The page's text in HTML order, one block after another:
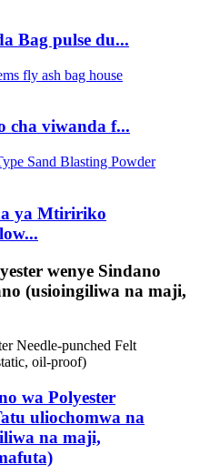
Bag pulse du...
cha viwanda f...
ya Mtiririko
wenye Sindano
(usioingiliwa na maji,
wa Polyester
uliochomwa na
na maji,